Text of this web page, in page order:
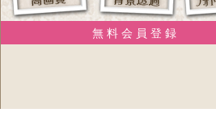
無 料 会 員 登